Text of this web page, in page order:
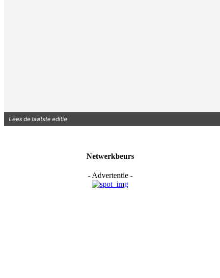
Lees de laatste editie
Netwerkbeurs
- Advertentie -